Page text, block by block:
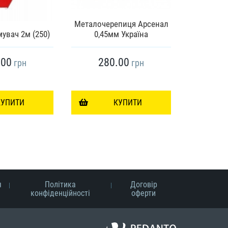
2м (250)
грн
Металочерепиця Арсенал
0,45мм Україна
280.00 грн
КУПИТИ
Політика
конфіденційності
Договір
оферти